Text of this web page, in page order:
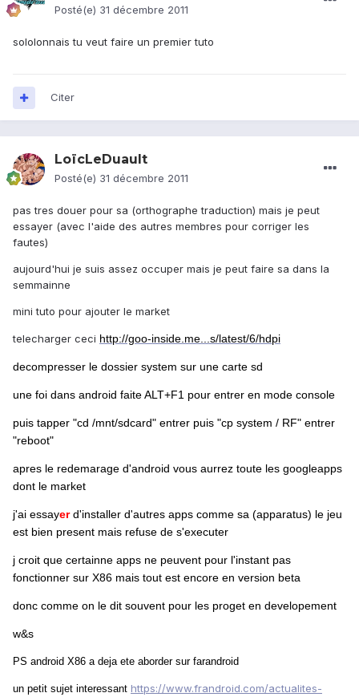
Posté(e) 31 décembre 2011
sololonnais tu veut faire un premier tuto
Citer
LoïcLeDuault
Posté(e) 31 décembre 2011
pas tres douer pour sa (orthographe traduction) mais je peut
essayer (avec l'aide des autres membres pour corriger les
fautes)
aujourd'hui je suis assez occuper mais je peut faire sa dans la
semmainne
mini tuto pour ajouter le market
telecharger ceci http://goo-inside.me...s/latest/6/hdpi
decompresser le dossier system sur une carte sd
une foi dans android faite ALT+F1 pour entrer en mode console
puis tapper "cd /mnt/sdcard" entrer puis "cp system / RF" entrer
"reboot"
apres le redemarage d'android vous aurrez toute les googleapps
dont le market
j'ai essayerd'installer d'autres apps comme sa (apparatus) le jeu
est bien present mais refuse de s'executer
j croit que certainne apps ne peuvent pour l'instant pas
fonctionner sur X86 mais tout est encore en version beta
donc comme on le dit souvent pour les proget en developement
w&s
PS android X86 a deja ete aborder sur farandroid
un petit sujet interessant https://www.frandroid.com/actualites-